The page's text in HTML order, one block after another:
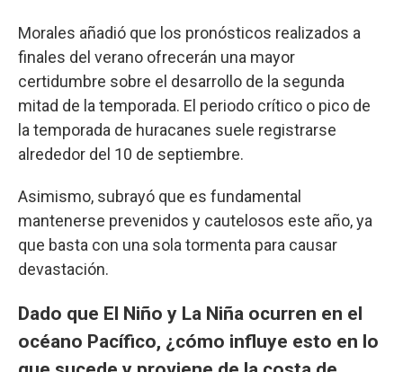
Morales añadió que los pronósticos realizados a
finales del verano ofrecerán una mayor
certidumbre sobre el desarrollo de la segunda
mitad de la temporada. El periodo crítico o pico de
la temporada de huracanes suele registrarse
alrededor del 10 de septiembre.
Asimismo, subrayó que es fundamental
mantenerse prevenidos y cautelosos este año, ya
que basta con una sola tormenta para causar
devastación.
Dado que El Niño y La Niña ocurren en el
océano Pacífico, ¿cómo influye esto en lo